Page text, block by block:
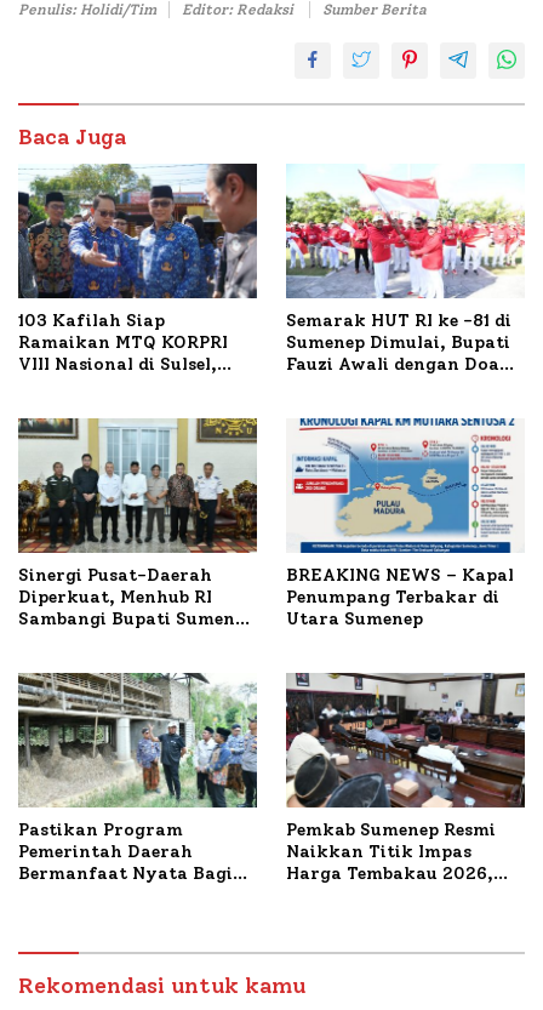
Penulis: Holidi/Tim Editor: Redaksi Sumber Berita
Baca Juga
103 Kafilah Siap
Ramaikan MTQ KORPRI
VIII Nasional di Sulsel,
Semarak HUT RI ke -81 di
Sumenep Dimulai, Bupati
Fauzi Awali dengan Doa
Sinergi Pusat-Daerah
Diperkuat, Menhub RI
Sambangi Bupati Sumenep
BREAKING NEWS – Kapal
Penumpang Terbakar di
Utara Sumenep
Pastikan Program
Pemerintah Daerah
Bermanfaat Nyata Bagi
Petelur di Desa Bataal
Timur
Pemkab Sumenep Resmi
Naikkan Titik Impas
Harga Tembakau 2026,
Rekomendasi untuk kamu